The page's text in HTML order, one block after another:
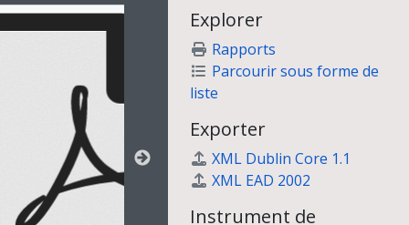
affichée au carrousel suivant. Cliquer sur n'importe
Explorer
Rapports
Parcourir sous forme de
liste
Exporter
XML Dublin Core 1.1
XML EAD 2002
Instrument de